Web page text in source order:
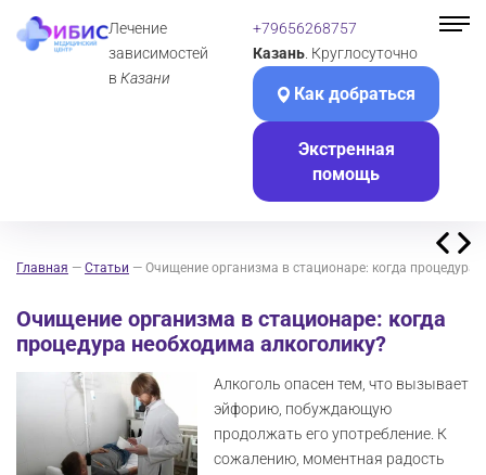
Лечение
зависимостей
в Казани
+79656268757
Казань . Круглосуточно
Как добраться
Экстренная
помощь
Главная — Статьи — Очищение организма в стационаре: когда процедура
Очищение организма в стационаре: когда
процедура необходима алкоголику?
Алкоголь опасен тем, что вызывает
эйфорию, побуждающую
продолжать его употребление. К
сожалению, моментная радость